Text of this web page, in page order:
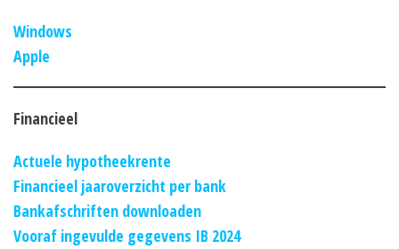
Windows
Apple
Financieel
Actuele hypotheekrente
Financieel jaaroverzicht per bank
Bankafschriften downloaden
Vooraf ingevulde gegevens IB 2024